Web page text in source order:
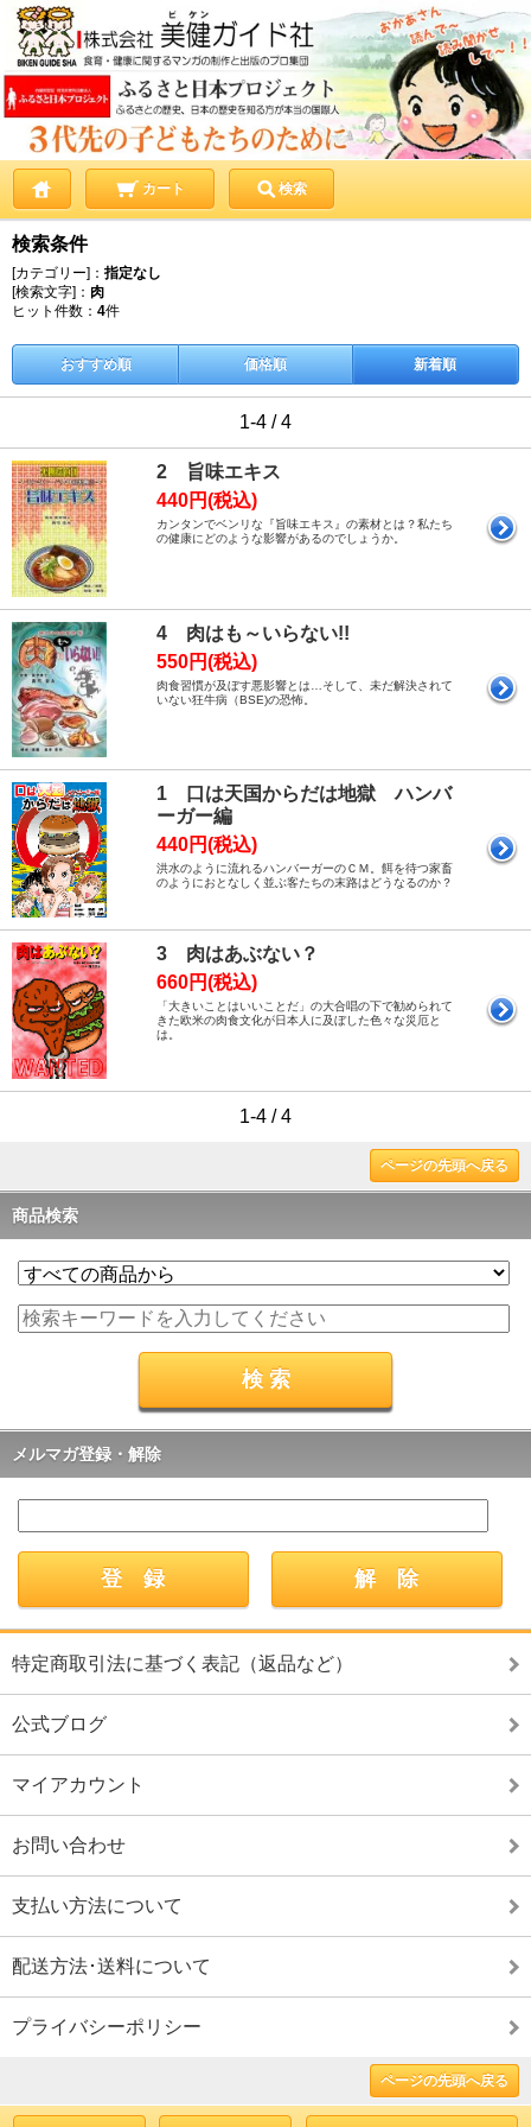
カート 検索
検索条件
[カテゴリー]： 指定なし
[検索文字]： 肉
ヒット件数： 4件
おすすめ順 価格順 新着順
1-4 / 4
2 旨味エキス
440円(税込)
カンタンでベンリな『旨味エキス』の素材とは？私たち
の健康にどのような影響があるのでしょうか。
4 肉はも～いらない!!
550円(税込)
肉食習慣が及ぼす悪影響とは…そして、未だ解決されて
いない狂牛病（BSE)の恐怖。
1 口は天国からだは地獄 ハンバ
ーガー編
440円(税込)
洪水のように流れるハンバーガーのＣＭ。餌を待つ家畜
のようにおとなしく並ぶ客たちの末路はどうなるのか？
3 肉はあぶない？
660円(税込)
「大きいことはいいことだ」の大合唱の下で勧められて
きた欧米の肉食文化が日本人に及ぼした色々な災厄と
は。
1-4 / 4
ページの先頭へ戻る
商品検索
メルマガ登録・解除
特定商取引法に基づく表記（返品など）
公式ブログ
マイアカウント
お問い合わせ
支払い方法について
配送方法･送料について
プライバシーポリシー
ページの先頭へ戻る